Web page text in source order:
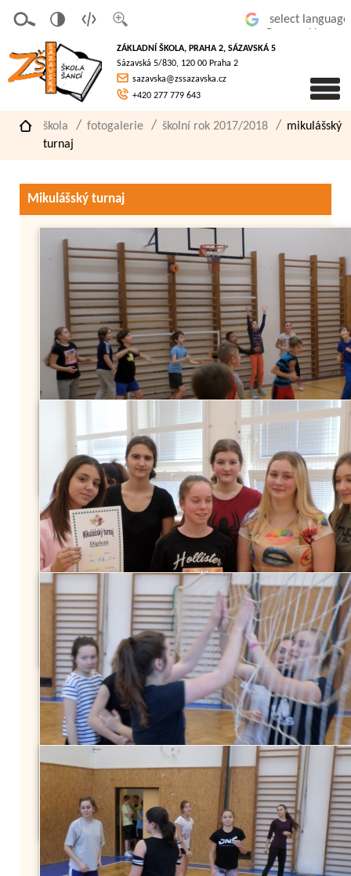
písmo
á
verze
pro
slaboz
raké
ZÁKLADNÍ ŠKOLA, PRAHA 2, SÁZAVSKÁ 5
Sázavská 5/830, 120 00 Praha 2
sazavska@zssazavska.cz
+420 277 779 643
škola fotogalerie školní rok 2017/2018
mikulášský
turnaj
Mikulášský turnaj